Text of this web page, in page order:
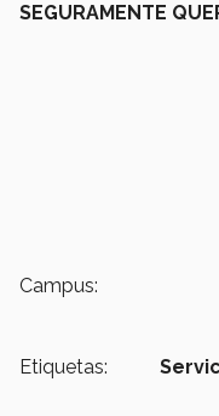
SEGURAMENTE
Campus:
Etiquetas: